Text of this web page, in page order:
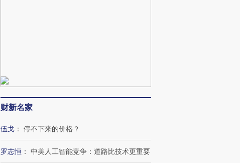
财新名家
伍戈 ： 停不下来的价格？
罗志恒 ： 中美人工智能竞争：道路比技术更重要